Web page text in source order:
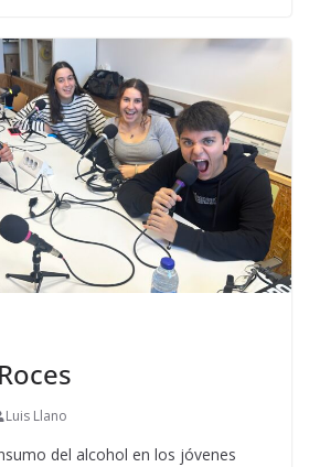
Luis Llano
del alcohol en los jóvenes